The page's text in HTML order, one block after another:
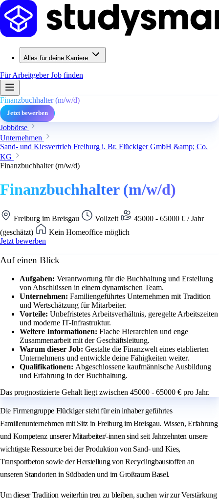
Alles für deine Karriere
Für ArbeitgeberJob finden
Finanzbuchhalter (m/w/d)
Jetzt bewerben
Jobbörse
Unternehmen
Sand- und Kiesvertrieb Freiburg i. Br. Flückiger GmbH &amp; Co.
KG
Finanzbuchhalter (m/w/d)
Finanzbuchhalter (m/w/d)
Freiburg im Breisgau Vollzeit
45000 - 65000 € / Jahr
(geschätzt)
Kein Homeoffice möglich
Jetzt bewerben
Auf einen Blick
Aufgaben: Verantwortung für die Buchhaltung und Erstellung
von Abschlüssen in einem dynamischen Team.
Unternehmen: Familiengeführtes Unternehmen mit Tradition
und Wertschätzung für Mitarbeiter.
Vorteile: Unbefristetes Arbeitsverhältnis, geregelte Arbeitszeiten
und moderne IT-Infrastruktur.
Weitere Informationen: Flache Hierarchien und enge
Zusammenarbeit mit der Geschäftsleitung.
Warum dieser Job: Gestalte die Finanzwelt eines etablierten
Unternehmens und entwickle deine Fähigkeiten weiter.
Qualifikationen: Abgeschlossene kaufmännische Ausbildung
und Erfahrung in der Buchhaltung.
Das prognostizierte Gehalt liegt zwischen 45000 - 65000 € pro Jahr.
Die Firmengruppe Flückiger steht für ein inhaber geführtes
Familienunternehmen mit Sitz in Freiburg im Breisgau. Wissen, Erfahrung
und Kompetenz unserer Mitarbeiter/-innen sind seit Jahrzehnten unsere
wichtigste Ressource bei der Produktion von Sand- und Kies,
Transportbeton sowie der Herstellung von Recyclingbaustoffen an
unseren Standorten in Südbaden und im Großraum Basel.
Um dieser Tradition weiterhin treu zu bleiben, suchen wir zur Verstärkung